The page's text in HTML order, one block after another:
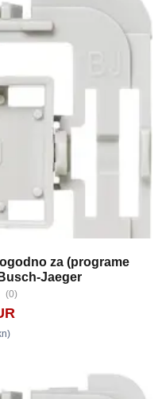
za (programe
Jaeger
(0)